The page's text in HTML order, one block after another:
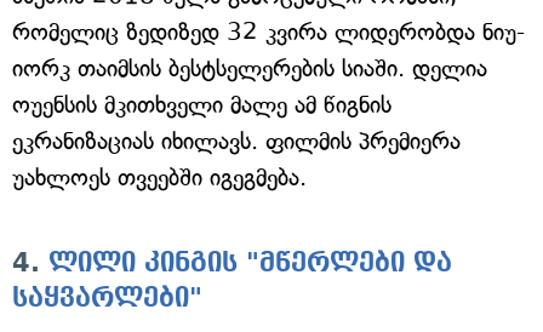
რომელიც ზედიზედ 32 კვირა ლიდერობდა ნიუ-
იორკ თაიმსის ბესტსელერების სიაში. დელია
ოუენსის მკითხველი მალე ამ წიგნის
ეკრანიზაციას იხილავს. ფილმის პრემიერა
უახლოეს თვეებში იგეგმება.
4. ლილი კინგის "მწერლები და
საყვარლები"